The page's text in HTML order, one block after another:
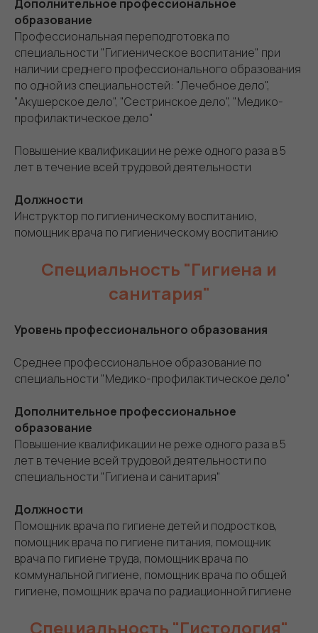
Дополнительное профессиональное
образование
Профессиональная переподготовка по
специальности "Гигиеническое воспитание" при
наличии среднего профессионального образования
по одной из специальностей: "Лечебное дело",
"Акушерское дело", "Сестринское дело", "Медико-
профилактическое дело"
Повышение квалификации не реже одного раза в 5
лет в течение всей трудовой деятельности
Должности
Инструктор по гигиеническому воспитанию,
помощник врача по гигиеническому воспитанию
Специальность "Гигиена и
санитария"
Уровень профессионального образования
Среднее профессиональное образование по
специальности "Медико-профилактическое дело"
Дополнительное профессиональное
образование
Повышение квалификации не реже одного раза в 5
лет в течение всей трудовой деятельности по
специальности "Гигиена и санитария"
Должности
Помощник врача по гигиене детей и подростков,
помощник врача по гигиене питания, помощник
врача по гигиене труда, помощник врача по
коммунальной гигиене, помощник врача по общей
гигиене, помощник врача по радиационной гигиене
Специальность "Гистология"